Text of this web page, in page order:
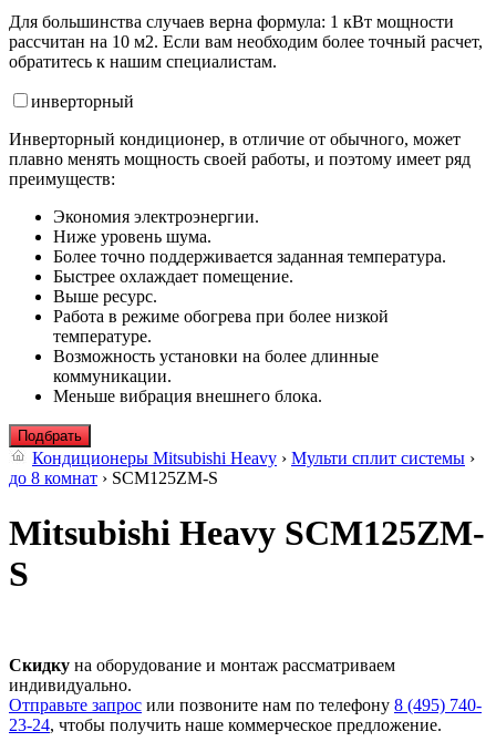
Для большинства случаев верна формула: 1 кВт мощности
рассчитан на 10 м2. Если вам необходим более точный расчет,
обратитесь к нашим специалистам.
инверторный
Инверторный кондиционер, в отличие от обычного, может
плавно менять мощность своей работы, и поэтому имеет ряд
преимуществ:
Экономия электроэнергии.
Ниже уровень шума.
Более точно поддерживается заданная температура.
Быстрее охлаждает помещение.
Выше ресурс.
Работа в режиме обогрева при более низкой
температуре.
Возможность установки на более длинные
коммуникации.
Меньше вибрация внешнего блока.
Подбрать
Кондиционеры Mitsubishi Heavy › Мульти сплит системы ›
до 8 комнат › SCM125ZM-S
Mitsubishi Heavy SCM125ZM-
S
Скидку на оборудование и монтаж рассматриваем
индивидуально.
Отправьте запрос или позвоните нам по телефону 8 (495) 740-
23-24, чтобы получить наше коммерческое предложение.